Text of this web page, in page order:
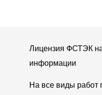
Лицензия ФСТЭК
информации
На все виды работ